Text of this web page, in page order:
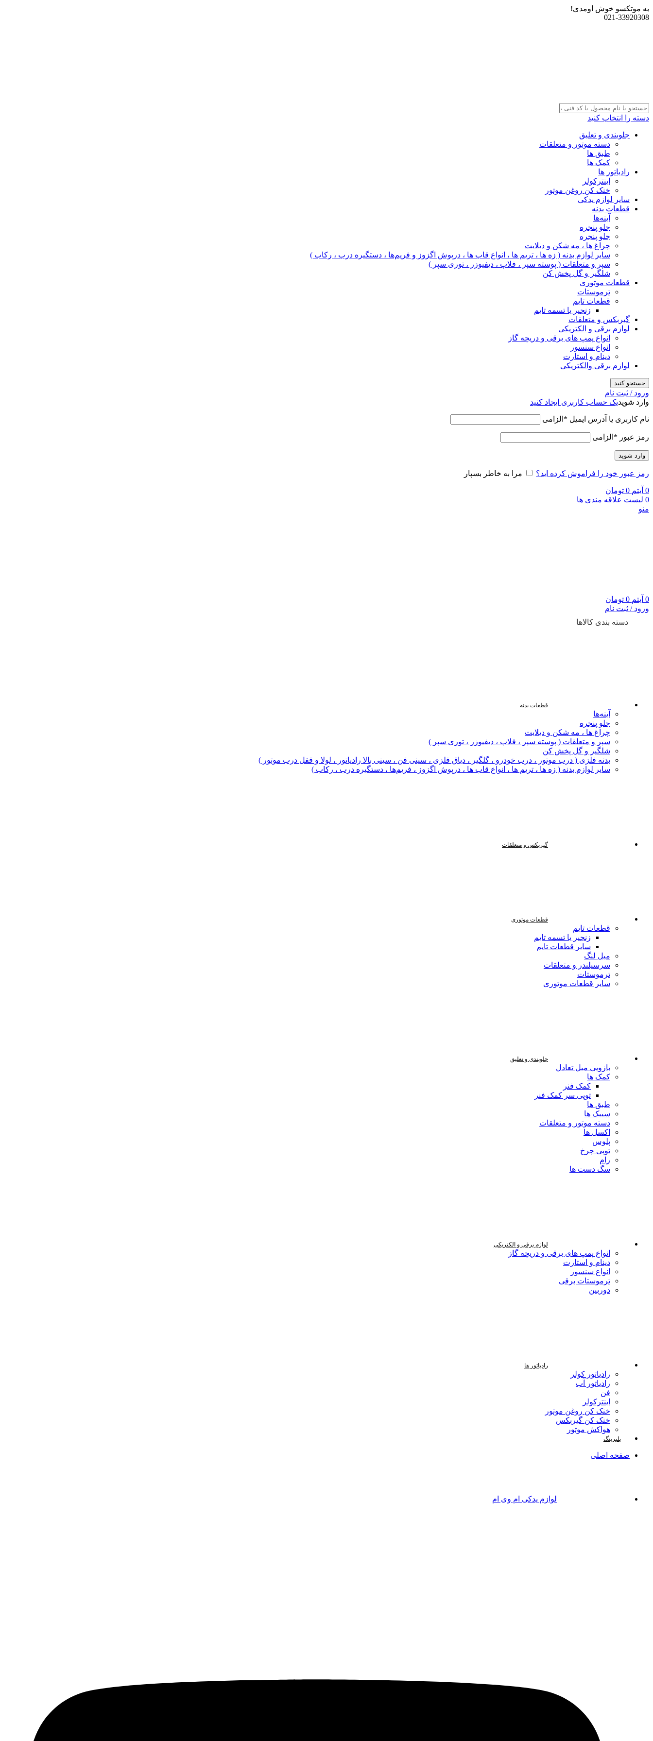
به موتکسو خوش اومدی!
021-33920308
دسته را انتخاب کنید
جلوبندی و تعلیق
دسته موتور و متعلقات
طبق ها
کمک ها
رادیاتور ها
اینترکولر
خنک کن روغن موتور
سایر لوازم یدکی
قطعات بدنه
آینه‌ها
جلو پنجره
جلو پنجره
چراغ‌ ها ، مه‌ شکن و دیلایت
سایر لوازم بدنه ( زه ها ، تریم ها ، انواع قاب ها ، درپوش اگزوز و فریم‌ها ، دستگیره درب ، رکاب )
سپر و متعلقات ( پوسته سپر ، فلاپ ، دیفیوزر ، توری سپر )
شلگیر و گل‌ پخش‌ کن
قطعات موتوری
ترموستات
قطعات تایم
زنجیر یا تسمه تایم
گیربکس و متعلقات
لوازم برقی و الکتریکی
انواع پمپ های برقی و دریچه گاز
انواع سنسور
دینام و استارت
لوازم برقی والکتریکی
جستجو کنید
ورود / ثبت نام
وارد شویدیک حساب کاربری ایجاد کنید
نام کاربری یا آدرس ایمیل * الزامی
رمز عبور * الزامی
وارد شوید
رمز عبور خود را فراموش کرده اید؟ مرا به خاطر بسپار
0 آیتم 0 تومان
0 لیست علاقه مندی ها
منو
0 آیتم 0 تومان
ورود / ثبت نام
دسته بندی کالاها
قطعات بدنه
آینه‌ها
جلو پنجره
چراغ‌ ها ، مه‌ شکن و دیلایت
سپر و متعلقات ( پوسته سپر ، فلاپ ، دیفیوزر ، توری سپر )
شلگیر و گل‌ پخش‌ کن
بدنه فلزی ( درب موتور ، درب خودرو ، گلگیر ، دیاق فلزی ، سینی فن ، سینی بالا رادیاتور ، لولا و قفل درب موتور )
سایر لوازم بدنه ( زه ها ، تریم ها ، انواع قاب ها ، درپوش اگزوز ، فریم‌ها ، دستگیره درب ، رکاب )
گیربکس و متعلقات
قطعات موتوری
قطعات تایم
زنجیر یا تسمه تایم
سایر قطعات تایم
میل لنگ
سرسیلندر و متعلقات
ترموستات
سایر قطعات موتوری
جلوبندی و تعلیق
بازویی میل تعادل
کمک ها
کمک فنر
توپی سر کمک فنر
طبق ها
سیبک ها
دسته موتور و متعلقات
اکسل ها
پلوس
توپی چرخ
رام
سگ دست ها
لوازم برقی و الکتریکی
انواع پمپ های برقی و دریچه گاز
دینام و استارت
انواع سنسور
ترموستات برقی
دوربین
رادیاتور ها
رادیاتور کولر
رادیاتور آب
فن
اینترکولر
خنک کن روغن موتور
خنک کن گیربکس
هواکش موتور
بلبرینگ
صفحه اصلی
لوازم یدکی ام وی ام